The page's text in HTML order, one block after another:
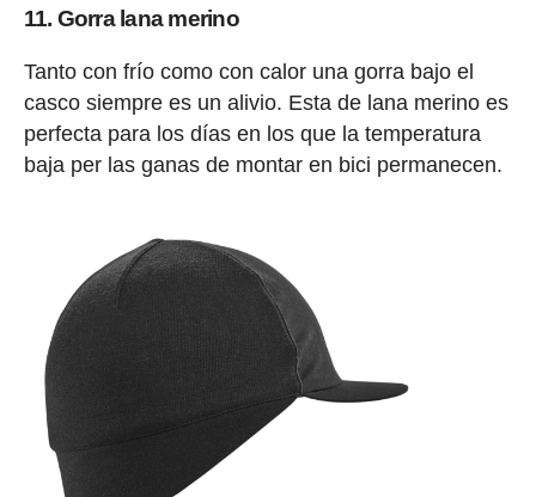
11. Gorra lana merino
Tanto con frío como con calor una gorra bajo el
casco siempre es un alivio. Esta de lana merino es
perfecta para los días en los que la temperatura
baja per las ganas de montar en bici permanecen.